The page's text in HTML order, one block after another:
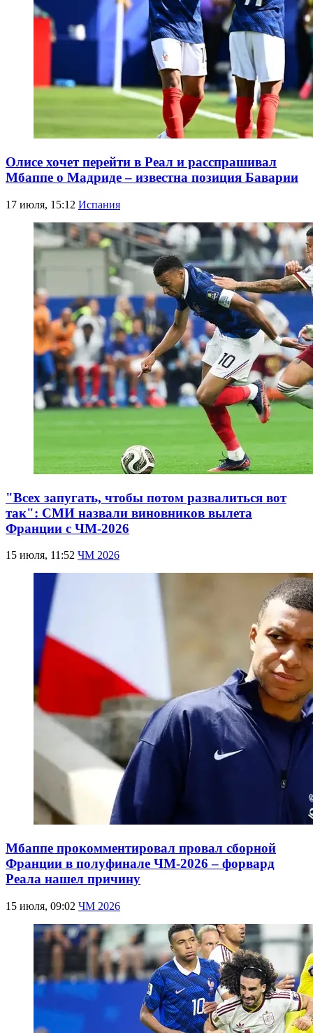
Олисе хочет перейти в Реал и расспрашивал
Мбаппе о Мадриде – известна позиция Баварии
17 июля, 15:12 Испания
"Всех запугать, чтобы потом развалиться вот
так": СМИ назвали виновников вылета
Франции с ЧМ-2026
15 июля, 11:52 ЧМ 2026
Мбаппе прокомментировал провал сборной
Франции в полуфинале ЧМ-2026 – форвард
Реала нашел причину
15 июля, 09:02 ЧМ 2026